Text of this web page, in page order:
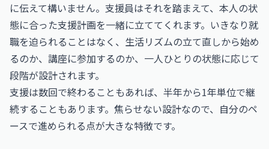
に伝えて構いません。支援員はそれを踏まえて、本人の状
態に合った支援計画を一緒に立ててくれます。いきなり就
職を迫られることはなく、生活リズムの立て直しから始め
るのか、講座に参加するのか、一人ひとりの状態に応じて
段階が設計されます。
支援は数回で終わることもあれば、半年から1年単位で継
続することもあります。焦らせない設計なので、自分のペ
ースで進められる点が大きな特徴です。